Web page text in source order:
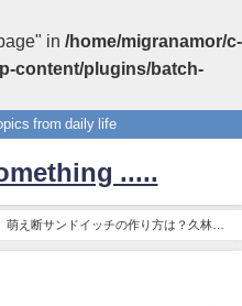
in /home/migranamor/c-
content/plugins/batch-
from daily life
.....
萌え断サンドイッチの作り方は？久林紘